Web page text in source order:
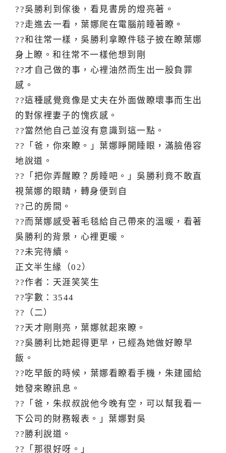
??吳勝利到傢後，看見書房的燈亮著。
??走進去一看，葉娜爬在電腦前睡著瞭。
??和往常一樣，吳勝利拿瞭件毯子披在瞭葉娜
身上瞭。和往常不一樣他想到剛
??才自己做的事，心裡油然而生出一股負罪
感。
??這種感覺竟像是丈夫在外面做瞭壞事而生出
的對傢裡妻子的愧疚感。
??當然他自己並沒有意識到這一點。
??「爸，你來瞭。」葉娜睜開睡眼，滿臉倦容
地說道。
??「把你弄醒瞭？房睡吧。」吳勝利竟不敢直
視葉娜的眼睛，轉身便到自
??己的房間。
??而葉娜感受著毛毯給自己帶來的溫暖，看著
吳勝利的背景，心裡更暖。
??未完待續。
正文半生緣（02）
??作者：天涯笑笑生
??字數：3544
??（二）
??天才剛剛亮，葉娜就起來瞭。
??吳勝利比她起得更早，已經為她做好瞭早
飯。
??吃早飯的時候，葉娜看瞭看手機，朱建國給
她發來瞭訊息。
??「爸，朱叔叔說他今晚有空，可以幫我看一
下公司的財務報表。」葉娜對吳
??勝利說道。
??「那很好呀。」